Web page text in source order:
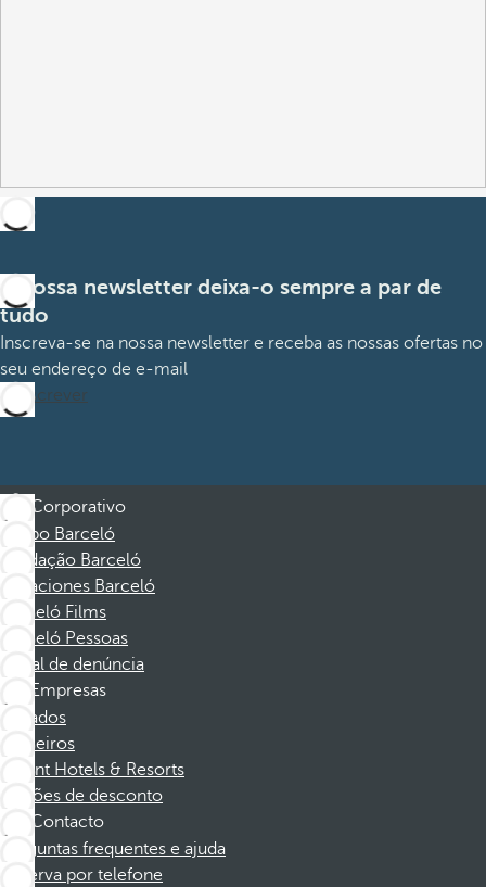
A nossa newsletter deixa-o sempre a par de
tudo
Inscreva-se na nossa newsletter e receba as nossas ofertas no
seu endereço de e-mail
Subscrever
Corporativo
Grupo Barceló
Fundação Barceló
Vacaciones Barceló
Barceló Films
Barceló Pessoas
Canal de denúncia
Empresas
Afiliados
Parceiros
Dorint Hotels & Resorts
Cupões de desconto
Contacto
Perguntas frequentes e ajuda
Reserva por telefone